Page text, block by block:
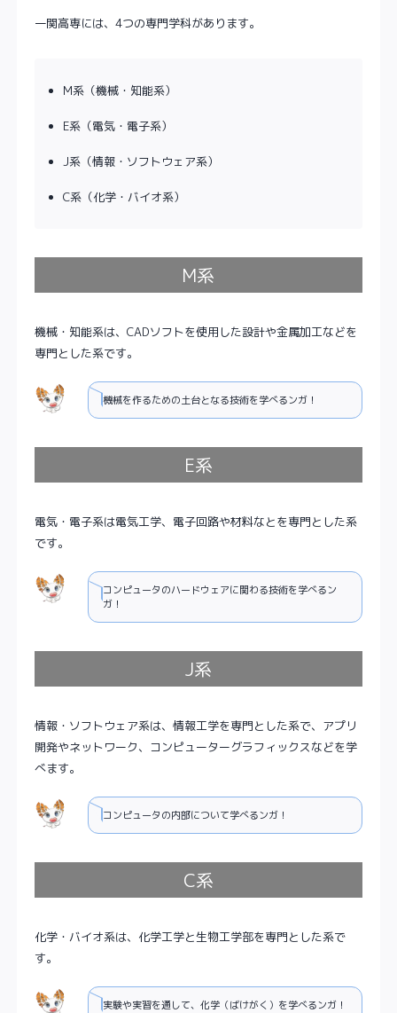
一関高専には、4つの専門学科があります。
M系（機械・知能系）
E系（電気・電子系）
J系（情報・ソフトウェア系）
C系（化学・バイオ系）
M系
機械・知能系は、CADソフトを使用した設計や金属加工などを
専門とした系です。
機械を作るための土台となる技術を学べるンガ！
E系
電気・電子系は電気工学、電子回路や材料なとを専門とした系
です。
コンピュータのハードウェアに関わる技術を学べるン
ガ！
J系
情報・ソフトウェア系は、情報工学を専門とした系で、アプリ
開発やネットワーク、コンピューターグラフィックスなどを学
べます。
コンピュータの内部について学べるンガ！
C系
化学・バイオ系は、化学工学と生物工学部を専門とした系で
す。
実験や実習を通して、化学（ばけがく）を学べるンガ！